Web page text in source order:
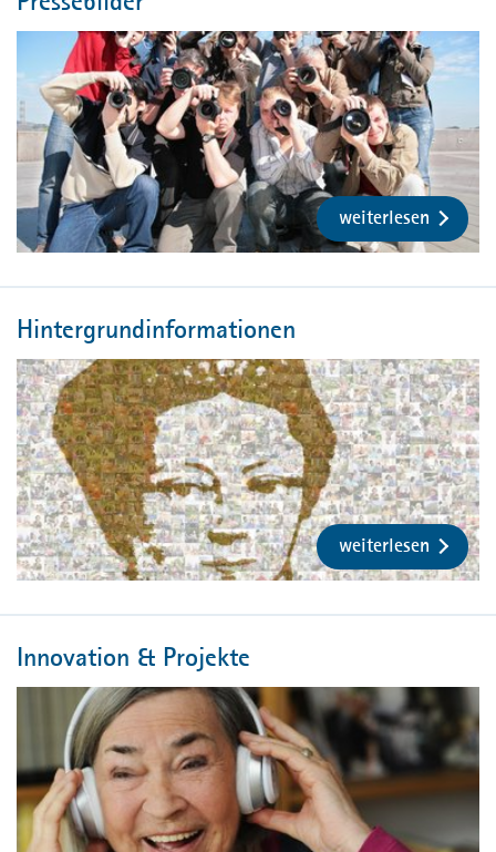
weiterlesen
Hintergrundinformationen
weiterlesen
Innovation & Projekte